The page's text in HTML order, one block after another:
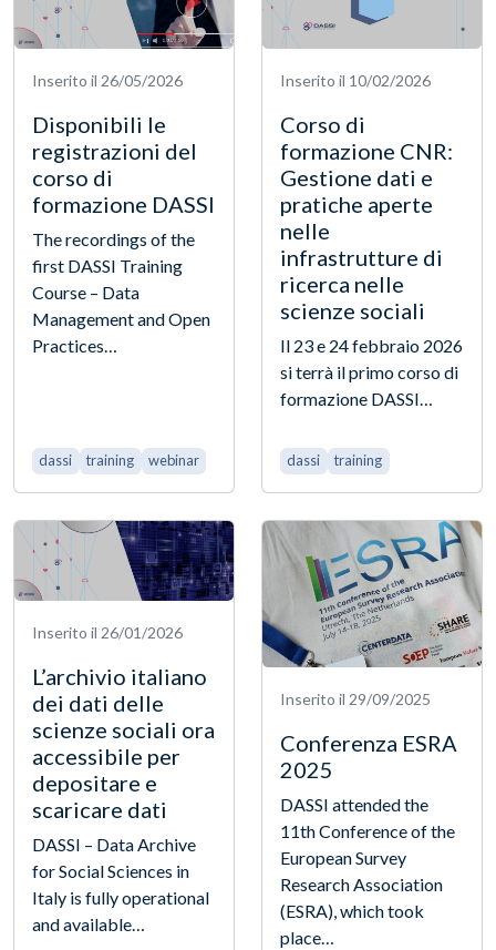
Inserito il 26/05/2026
Disponibili le
registrazioni del
corso di
formazione DASSI
The recordings of the
first DASSI Training
Course – Data
Management and Open
Practices…
dassi training webinar
Inserito il 10/02/2026
Corso di
formazione CNR:
Gestione dati e
pratiche aperte
nelle
infrastrutture di
ricerca nelle
scienze sociali
Il 23 e 24 febbraio 2026
si terrà il primo corso di
formazione DASSI…
dassi training
Inserito il 26/01/2026
L’archivio italiano
dei dati delle
scienze sociali ora
accessibile per
depositare e
scaricare dati
DASSI – Data Archive
for Social Sciences in
Italy is fully operational
and available…
Inserito il 29/09/2025
Conferenza ESRA
2025
DASSI attended the
11th Conference of the
European Survey
Research Association
(ESRA), which took
place…